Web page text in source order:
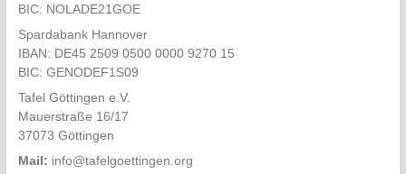
BIC: NOLADE21GOE
Spardabank Hannover
IBAN: DE45 2509 0500 0000 9270 15
BIC: GENODEF1S09
Tafel Göttingen e.V.
Mauerstraße 16/17
37073 Göttingen
Mail: info@tafelgoettingen.org